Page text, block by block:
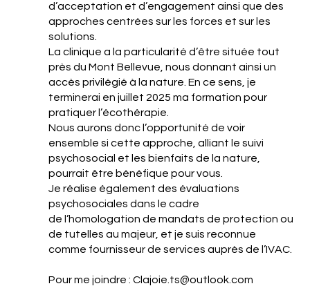
d’acceptation et d’engagement ainsi que des
approches centrées sur les forces et sur les
solutions.
La clinique a la particularité d’être située tout
près du Mont Bellevue, nous donnant ainsi un
accès privilégié à la nature. En ce sens, je
terminerai en juillet 2025 ma formation pour
pratiquer l’écothérapie.
Nous aurons donc l’opportunité de voir
ensemble si cette approche, alliant le suivi
psychosocial et les bienfaits de la nature,
pourrait être bénéfique pour vous.
Je réalise également des évaluations
psychosociales dans le cadre
de l’homologation de mandats de protection ou
de tutelles au majeur, et je suis reconnue
comme fournisseur de services auprès de l’IVAC.
Pour me joindre : Clajoie.ts@outlook.com